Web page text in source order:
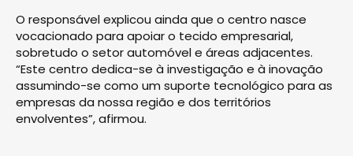
O responsável explicou ainda que o centro nasce
vocacionado para apoiar o tecido empresarial,
sobretudo o setor automóvel e áreas adjacentes.
“Este centro dedica-se à investigação e à inovação
assumindo-se como um suporte tecnológico para as
empresas da nossa região e dos territórios
envolventes”, afirmou.